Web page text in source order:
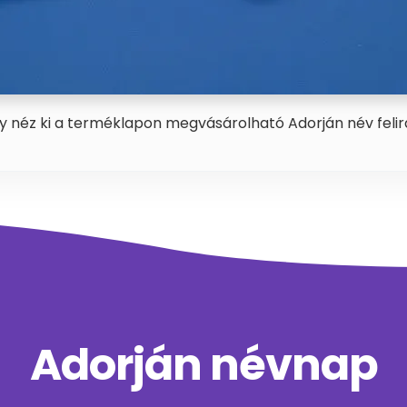
néz ki a terméklapon megvásárolható Adorján név
Adorján névnap